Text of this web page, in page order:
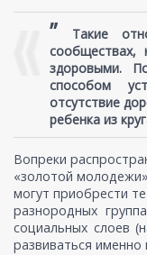
”
Такие
сообществах,
здоровыми.
способом
отсутствие
ребенка из
Вопреки
«золотой
могут приобрести
разнородных
социальных слоев
развиваться